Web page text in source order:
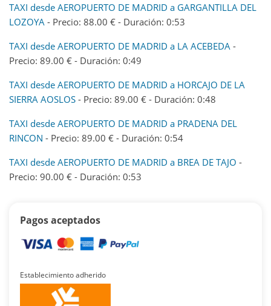
TAXI desde AEROPUERTO DE MADRID a GARGANTILLA DEL
LOZOYA - Precio: 88.00 € - Duración: 0:53
TAXI desde AEROPUERTO DE MADRID a LA ACEBEDA -
Precio: 89.00 € - Duración: 0:49
TAXI desde AEROPUERTO DE MADRID a HORCAJO DE LA
SIERRA AOSLOS - Precio: 89.00 € - Duración: 0:48
TAXI desde AEROPUERTO DE MADRID a PRADENA DEL
RINCON - Precio: 89.00 € - Duración: 0:54
TAXI desde AEROPUERTO DE MADRID a BREA DE TAJO -
Precio: 90.00 € - Duración: 0:53
Pagos aceptados
Establecimiento adherido